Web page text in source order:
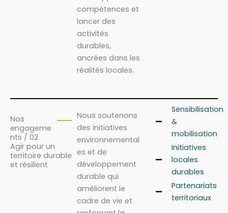
compétences et
lancer des
activités
durables,
ancrées dans les
réalités locales.
Nos
engageme
nts / 02
Agir pour un
territoire durable
et résilient
Nous soutenons
des initiatives
environnemental
es et de
développement
durable qui
améliorent le
cadre de vie et
Sensibilisation
&
mobilisation
Initiatives
locales
durables
Partenariats
territoriaux